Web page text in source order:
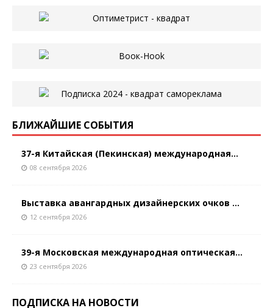
БЛИЖАЙШИЕ СОБЫТИЯ
37-я Китайская (Пекинская) международная...
08 сентября 2026
Выставка авангардных дизайнерских очков ...
12 сентября 2026
39-я Московская международная оптическая...
23 сентября 2026
ПОДПИСКА НА НОВОСТИ